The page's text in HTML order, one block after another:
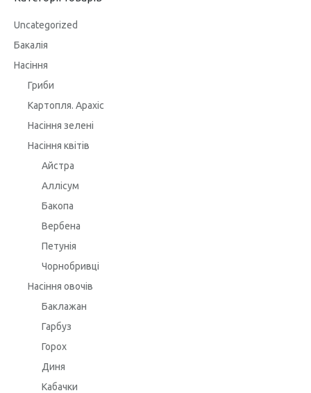
Uncategorized
Бакалія
Насіння
Гриби
Картопля. Арахіс
Насіння зелені
Насіння квітів
Айстра
Аллісум
Бакопа
Вербена
Петунія
Чорнобривці
Насіння овочів
Баклажан
Гарбуз
Горох
Диня
Кабачки